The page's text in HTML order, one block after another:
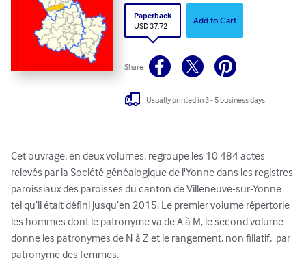
Paperback
USD 37.72
Add to Cart
Share
Usually printed in 3 - 5 business days
Cet ouvrage, en deux volumes, regroupe les 10 484 actes
relevés par la Société généalogique de l'Yonne dans les registres
paroissiaux des paroisses du canton de Villeneuve-sur-Yonne
tel qu’il était défini jusqu’en 2015. Le premier volume répertorie
les hommes dont le patronyme va de A à M, le second volume
donne les patronymes de N à Z et le rangement, non filiatif,  par
patronyme des femmes.